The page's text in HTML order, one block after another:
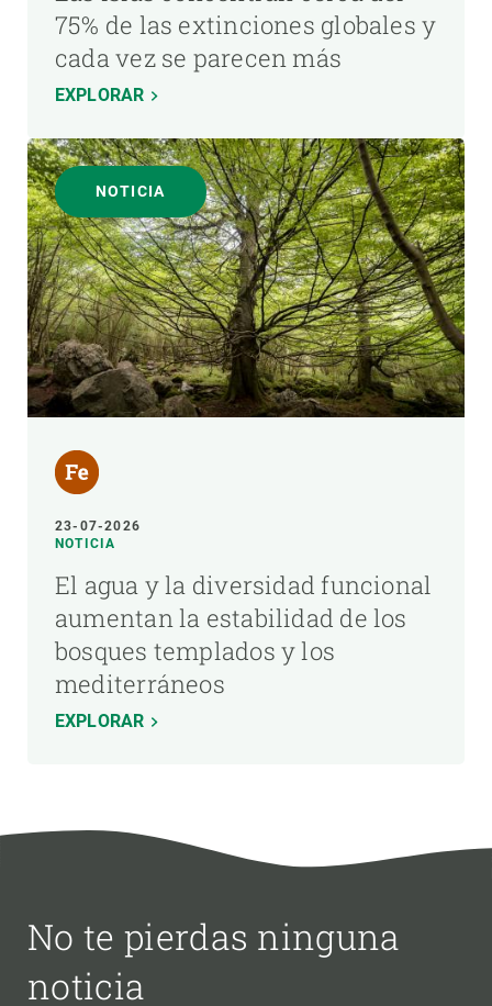
75% de las extinciones globales y
cada vez se parecen más
EXPLORAR
NOTICIA
23-07-2026
NOTICIA
El agua y la diversidad funcional
aumentan la estabilidad de los
bosques templados y los
mediterráneos
EXPLORAR
No te pierdas ninguna
noticia